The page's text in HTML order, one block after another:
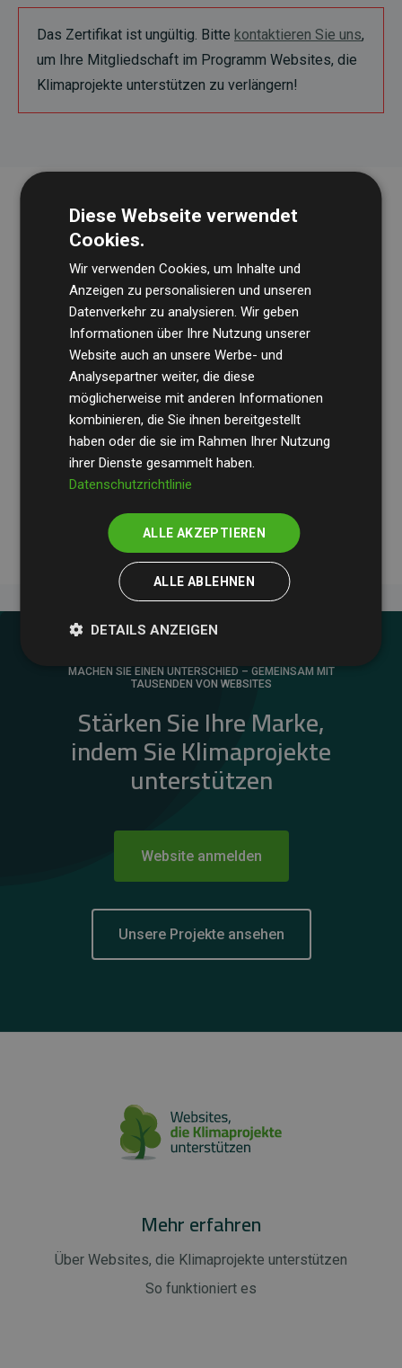
Das Zertifikat ist ungültig. Bitte kontaktieren Sie uns,
um Ihre Mitgliedschaft im Programm Websites, die
Klimaprojekte unterstützen zu verlängern!
Die Wirtschaftsprüfungsgesellschaft BDOüberprüft
regelmäßig unsere Berechnungen und Methodik, um
Transparenz und Verlässlichkeit sicherzustellen.
Ihre Prüfungen belegen, dass unsere Investitionen in
Klimaschutzprojekte im Durchschnitt200 % der
geschätzten CO₂-Emissionender teilnehmenden
Websites kompensieren – ein klarer Nachweis für die
messbare Klimawirkung unseres Ansatzes.
MACHEN SIE EINEN UNTERSCHIED – GEMEINSAM MIT
TAUSENDEN VON WEBSITES
Stärken Sie Ihre Marke,
indem Sie Klimaprojekte
unterstützen
Website anmelden
Unsere Projekte ansehen
Mehr erfahren
Über Websites, die Klimaprojekte unterstützen
So funktioniert es
Diese Webseite verwendet
Cookies.
Wir verwenden Cookies, um Inhalte und
Anzeigen zu personalisieren und unseren
Datenverkehr zu analysieren. Wir geben
Informationen über Ihre Nutzung unserer
Website auch an unsere Werbe- und
Analysepartner weiter, die diese
möglicherweise mit anderen Informationen
kombinieren, die Sie ihnen bereitgestellt
haben oder die sie im Rahmen Ihrer Nutzung
ihrer Dienste gesammelt haben.
Datenschutzrichtlinie
ALLE AKZEPTIEREN
ALLE ABLEHNEN
DETAILS ANZEIGEN